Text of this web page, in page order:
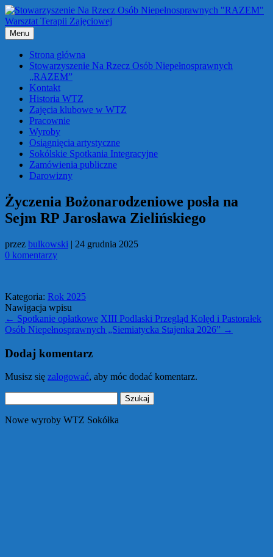
Przejdź
do
treści
Menu
Strona główna
Stowarzyszenie Na Rzecz Osób Niepełnosprawnych
„RAZEM”
Kontakt
Historia WTZ
Zajęcia klubowe w WTZ
Pracownie
Wyroby
Osiągnięcia artystyczne
Sokólskie Spotkania Integracyjne
Zamówienia publiczne
Darowizny
Życzenia Bożonarodzeniowe posła na
Sejm RP Jarosława Zielińskiego
przez bulkowski | 24 grudnia 2025
0 komentarzy
Kategoria: Rok 2025
Nawigacja wpisu
← Spotkanie opłatkowe XIII Podlaski Przegląd Kolęd i Pastorałek
Osób Niepełnosprawnych „Siemiatycka Stajenka 2026” →
Dodaj komentarz
Musisz się zalogować, aby móc dodać komentarz.
Nowe wyroby WTZ Sokółka